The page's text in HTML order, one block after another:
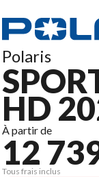
Polaris
HD
À partir de
12
Tous frais inclus